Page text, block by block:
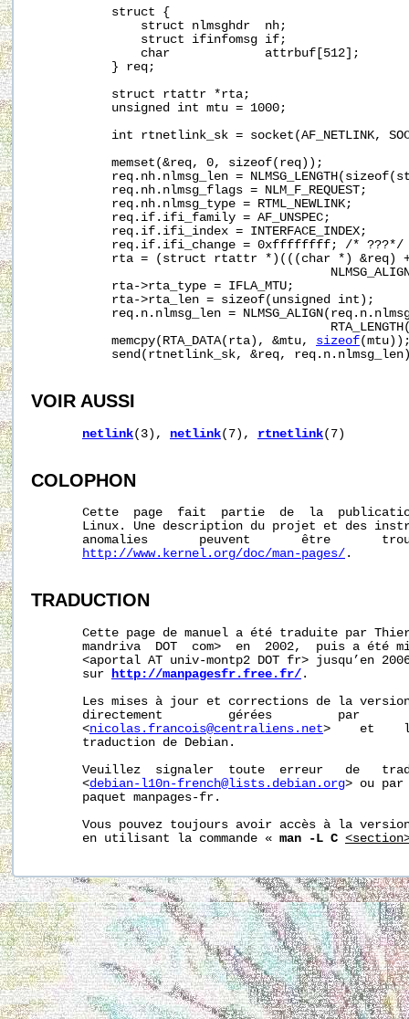
           struct {
               struct nlmsghdr  nh;
               struct ifinfomsg if;
               char             attrbuf[512];
           } req;
           struct rtattr *rta;
           unsigned int mtu = 1000;
int rtnetlink_sk = socket(AF_NETLINK,
           memset(&req, 0, sizeof(req));
req.nh.nlmsg_len =
           req.nh.nlmsg_flags = NLM_F_REQUEST;
           req.nh.nlmsg_type = RTML_NEWLINK;
           req.if.ifi_family = AF_UNSPEC;
           req.if.ifi_index = INTERFACE_INDEX;
           req.if.ifi_change = 0xffffffff; /* ???*/
rta = (struct rtattr *)(((char *) &req)
           rta->rta_type = IFLA_MTU;
           rta->rta_len = sizeof(unsigned int);
req.n.nlmsg_len =
           memcpy(RTA_DATA(rta), &mtu,
sizeof
send(rtnetlink_sk, &req,
VOIR AUSSI
netlink(3), netlink(7), rtnetlink(7)
COLOPHON
Cette  page  fait  partie  de  la
Linux. Une description du projet et des
anomalies       peuvent       être
http://www.kernel.org/doc/man-pages/ .
TRADUCTION
Cette page de manuel a été traduite par
mandriva  DOT  com>  en  2002,  puis a été
<aportal AT univ-montp2 DOT fr> jusqu’en
       sur
http://manpagesfr.free.fr/ .
Les mises à jour et corrections de la
directement         gérées         par
       <
nicolas.francois@centraliens.net>    et
       traduction de Debian.
Veuillez  signaler  toute  erreur   de
       <
debian-l10n-french@lists.debian.org> ou par
       paquet manpages-fr.
Vous pouvez toujours avoir accès à la
       en utilisant la commande «
man -L C